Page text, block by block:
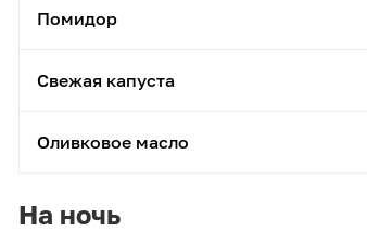
Помидор
Свежая капуста
Оливковое масло
На ночь